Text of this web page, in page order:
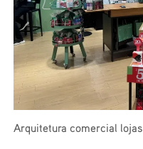
Arquitetura comercial lojas